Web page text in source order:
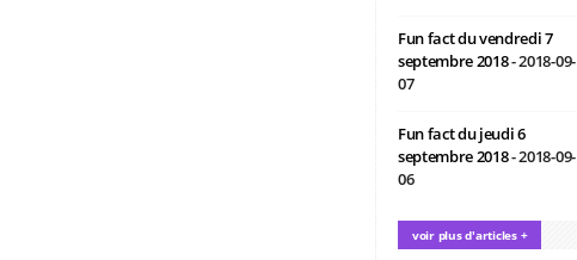
Fun fact du vendredi 7
septembre 2018- 2018-09-
07
Fun fact du jeudi 6
septembre 2018- 2018-09-
06
voir plus d'articles +